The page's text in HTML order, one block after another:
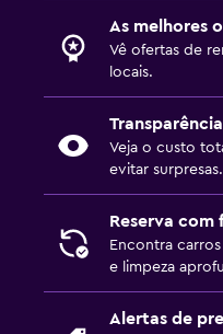
As melhores
Vê ofertas de
locais.
Veja o custo
evitar surpresas.
Reserva
Encontra
e limpeza
Alertas de